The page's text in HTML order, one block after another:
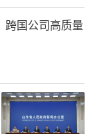
跨国公司高质量